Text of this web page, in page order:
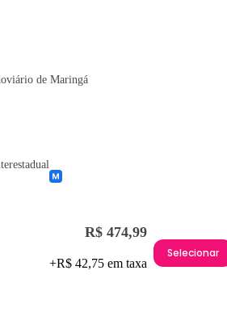
de Maringá
R$ 474,99
+R$ 42,75 em taxa
Selecionar